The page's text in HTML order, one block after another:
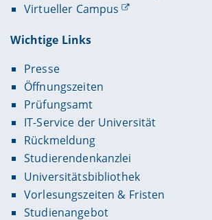
Virtueller Campus
Wichtige Links
Presse
Öffnungszeiten
Prüfungsamt
IT-Service der Universität
Rückmeldung
Studierendenkanzlei
Universitätsbibliothek
Vorlesungszeiten & Fristen
Studienangebot